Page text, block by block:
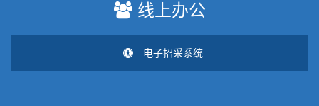
线上办公
电子招采系统